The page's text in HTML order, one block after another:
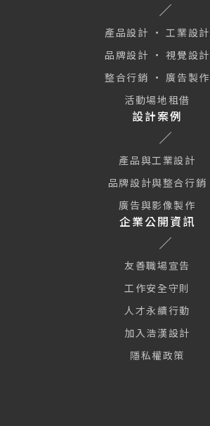
產品設計 · 工業設計
品牌設計 · 視覺設計
整合行銷 · 廣告製作
活動場地租借
設計案例
產品與工業設計
品牌設計與整合行銷
廣告與影像製作
企業公開資訊
友善職場宣告
工作安全守則
人才永續行動
加入浩漢設計
隱私權政策